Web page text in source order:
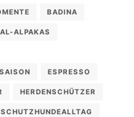
BADINA
ALPAKAS
ESPRESSO
HERDENSCHÜTZER